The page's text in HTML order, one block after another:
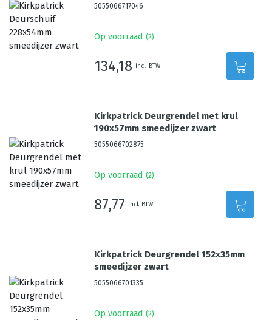
5055066717046
Op voorraad (2)
134,18 incl. BTW
Kirkpatrick Deurgrendel met krul
190x57mm smeedijzer zwart
5055066702875
Op voorraad (2)
87,77 incl. BTW
Kirkpatrick Deurgrendel 152x35mm
smeedijzer zwart
5055066701335
Op voorraad (2)